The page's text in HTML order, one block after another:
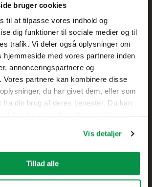
bruger cookies
til at tilpasse vores indhold og
dig funktioner til sociale medier og til
trafik. Vi deler også oplysninger om
hjemmeside med vores partnere inden
annonceringspartnere og
Vores partnere kan kombinere disse
du har givet dem, eller som
fra din brug af deres tjenester. Du kan
Vis detaljer
Tillad alle